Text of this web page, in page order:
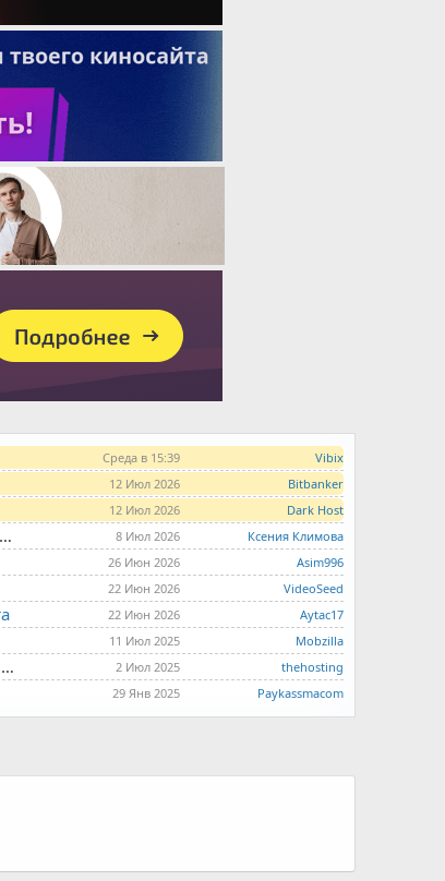
Среда в 15:39 Vibix
12 Июл 2026 Bitbanker
12 Июл 2026
Dark Host
LITE.HOST - хостинг и серверы от 99 рублей для тех, кто любит не переплачивать. Доступ по SSH, поддержка PHP, GIT, COMPOSER, сертификаты Let's Encrypt 8 Июл 2026
Ксения Климова
26 Июн 2026
Asim996
22 Июн 2026
VideoSeed
22 Июн 2026
Aytac17
11 Июл 2025
Mobzilla
THE.HOSTING - VPS/VDS - MD, UA, USA, HK, LV, NL, CA, DE, SK, CZE, GB, IL, TR, PL, BG, RO, IT, FL, HU, PT. 2 Июл 2025
thehosting
29 Янв 2025 Paykassmacom